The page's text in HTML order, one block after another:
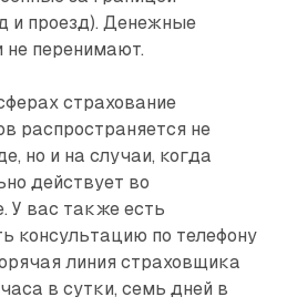
и проезд). Денежные
перенимают.
страхование
распространяется не
но и на случаи, когда
действует во
У вас также есть
консультацию по телефону
линия страховщика
в сутки, семь дней в